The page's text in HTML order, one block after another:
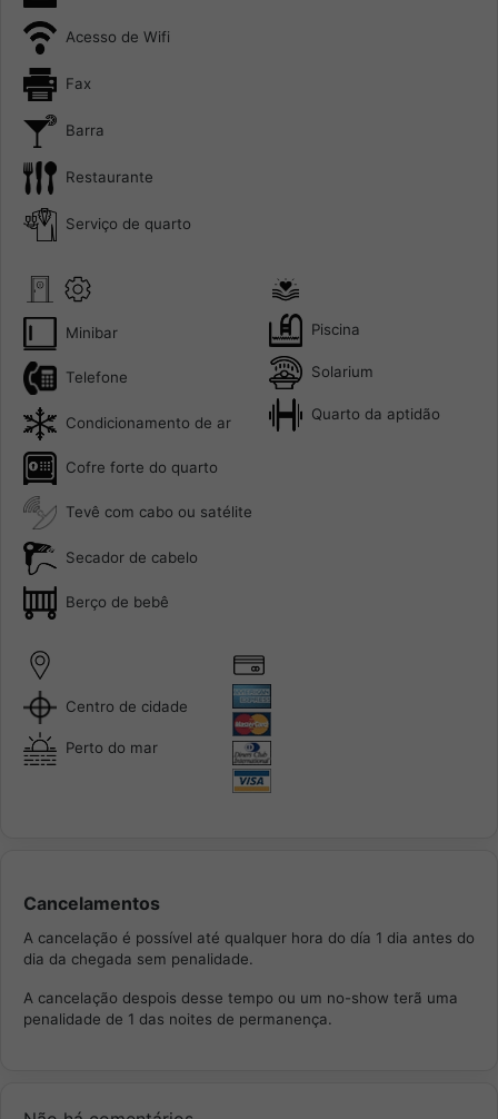
Acesso de Wifi
Fax
Barra
Restaurante
Serviço de quarto
Minibar
Telefone
Condicionamento de ar
Cofre forte do quarto
Tevê com cabo ou satélite
Secador de cabelo
Berço de bebê
Piscina
Solarium
Quarto da aptidão
Centro de cidade
Perto do mar
Cancelamentos
A cancelação é possível até qualquer hora do día 1 dia antes do
dia da chegada sem penalidade.
A cancelação despois desse tempo ou um no-show terã uma
penalidade de 1 das noites de permanença.